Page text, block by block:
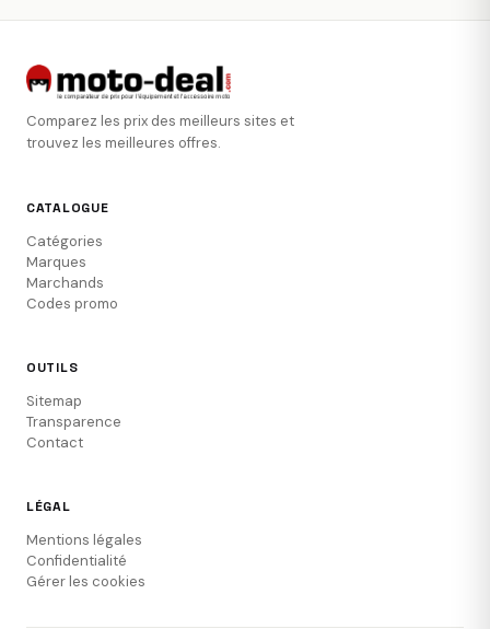
Comparez les prix des meilleurs sites et
trouvez les meilleures offres.
CATALOGUE
Catégories
Marques
Marchands
Codes promo
OUTILS
Sitemap
Transparence
Contact
LÉGAL
Mentions légales
Confidentialité
Gérer les cookies